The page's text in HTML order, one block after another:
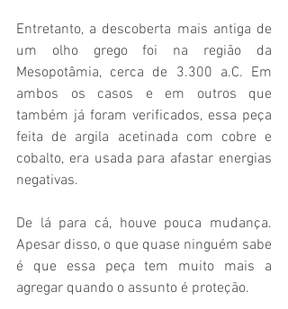
Entretanto, a descoberta mais antiga de
um olho grego foi na região da
Mesopotâmia, cerca de 3.300 a.C. Em
ambos os casos e em outros que
também já foram verificados, essa peça
feita de argila acetinada com cobre e
cobalto, era usada para afastar energias
negativas.
De lá para cá, houve pouca mudança.
Apesar disso, o que quase ninguém sabe
é que essa peça tem muito mais a
agregar quando o assunto é proteção.